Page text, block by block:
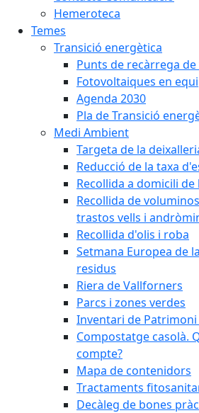
Hemeroteca
Temes
Transició energètica
Punts de recàrrega de
Fotovoltaiques en
Agenda 2030
Pla de Transició
Medi Ambient
Targeta de la
Reducció de la taxa
Recollida a domicili
Recollida de
trastos vells i
Recollida d'olis i roba
Setmana Europea de
residus
Riera de Vallforners
Parcs i zones verdes
Inventari de Patrimoni
Compostatge casolà.
compte?
Mapa de contenidors
Tractaments
Decàleg de bones